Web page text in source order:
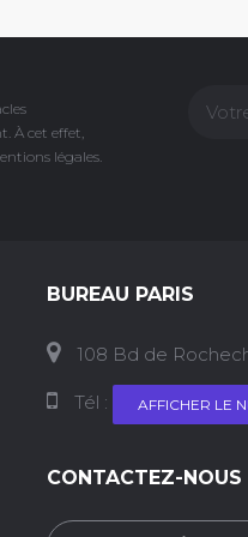
À cet effet,
légales.
BUREAU PARIS
108 Bd de
Tél : AFFICHER LE
CONTACTEZ-NOUS